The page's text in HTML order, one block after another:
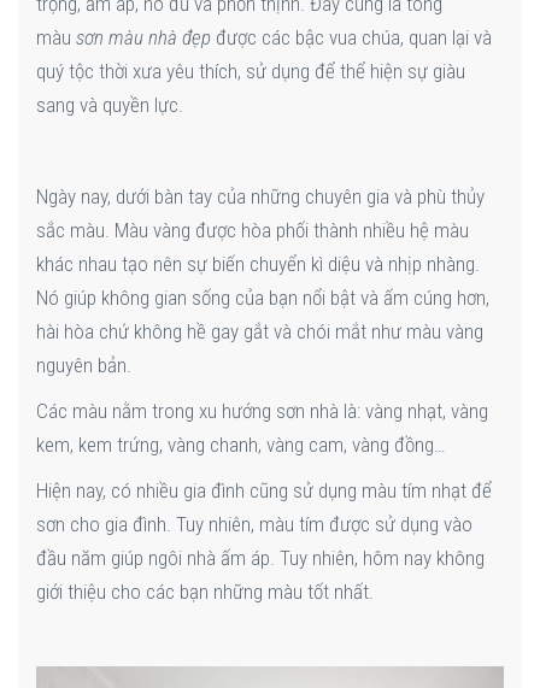
màu sơn màu nhà đẹp được các bậc vua chúa, quan lại và
quý tộc thời xưa yêu thích, sử dụng để thể hiện sự giàu
sang và quyền lực.
Ngày nay, dưới bàn tay của những chuyên gia và phù thủy
sắc màu. Màu vàng được hòa phối thành nhiều hệ màu
khác nhau tạo nên sự biến chuyển kì diệu và nhịp nhàng.
Nó giúp không gian sống của bạn nổi bật và ấm cúng hơn,
hài hòa chứ không hề gay gắt và chói mắt như màu vàng
nguyên bản.
Các màu nằm trong xu hướng sơn nhà là: vàng nhạt, vàng
kem, kem trứng, vàng chanh, vàng cam, vàng đồng…
Hiện nay, có nhiều gia đình cũng sử dụng màu tím nhạt để
sơn cho gia đình. Tuy nhiên, màu tím được sử dụng vào
đầu năm giúp ngôi nhà ấm áp. Tuy nhiên, hôm nay không
giới thiệu cho các bạn những màu tốt nhất.